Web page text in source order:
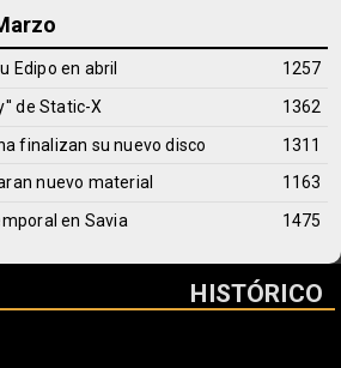
Edipo en abril
1257
de Static-X
1362
finalizan su nuevo disco
1311
nuevo material
1163
en Savia
1475
HISTÓRICO